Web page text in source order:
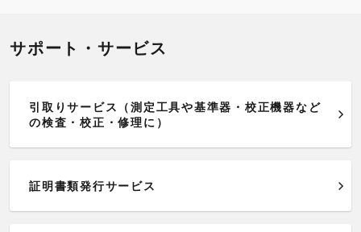
サポート・サービス
引取りサービス（測定工具や基準器・校正機器など
の検査・校正・修理に）
証明書類発行サービス